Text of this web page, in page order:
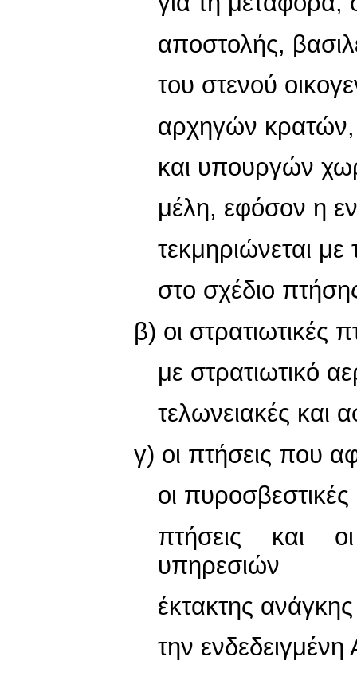
αποστολής,
του στενού
αρχηγών
και υπουργών
μέλη, εφόσον η
τεκμηριώνεται
στο σχέδιο
β) οι στρατιωτικές
με στρατιωτικό
τελωνειακές και
γ) οι πτήσεις που
οι
πτήσεις και
υπηρεσιών
έκτακτης
την